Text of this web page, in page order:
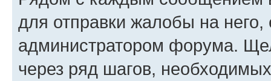
для отправки жалобы на
администратором форума.
через ряд шагов,